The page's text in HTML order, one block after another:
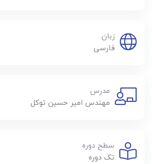
زبان
فارسی
مدرس
مهندس امیر حسین توکل
سطح دوره
تک دوره